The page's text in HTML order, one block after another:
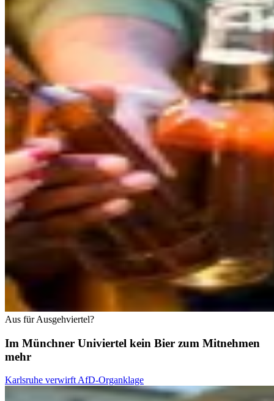
Aus für Ausgehviertel?
Im Münchner Univiertel kein Bier zum Mitnehmen
mehr
Karlsruhe verwirft AfD-Organklage